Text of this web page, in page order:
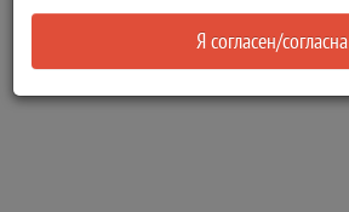
Я согласен/согласна